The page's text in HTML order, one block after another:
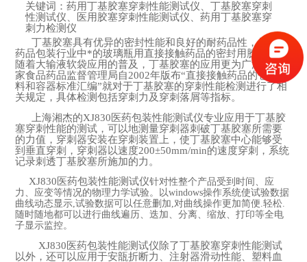
关键词：药用丁基胶塞穿刺性能测试仪、丁基胶塞穿刺
性测试仪、医用胶塞穿刺性能测试仪、药用丁基胶塞穿
刺力检测仪
丁基胶塞具有优异的密封性能和良好的耐药品性，是当前
药品包装行业中*的玻璃瓶用直接接触药品的密封用胶塞，并
随着大输液软袋应用的普及，丁基胶塞的应用更为广泛。国
家食品药品监督管理局自2002年版布“直接接触药品的包装材
料和容器标准汇编”就对于丁基胶塞的穿刺性能检测进行了相
关规定，具体检测包括穿刺力及穿刺落屑等指标。
上海湘杰的XJ830医药包装性能测试仪专业应用于丁基胶
塞穿刺性能的测试，可以地测量穿刺器刺破丁基胶塞所需要
的力值，穿刺器安装在穿刺装置上，使丁基胶塞中心能够受
到垂直穿刺，穿刺器以速度200±50mm/min的速度穿刺，系统
记录刺透丁基胶塞所施加的力。
XJ830医药包装性能测试仪针对性整个产品受到时间、应
力、应变等情况的物理力学试验。以windows操作系统使试验数据
曲线动态显示,试验数据可以任意删加,对曲线操作更加简便.轻松.
随时随地都可以进行曲线遍历、迭加、分离、缩放、打印等全电
子显示监控。
XJ830医药包装性能测试仪除了丁基胶塞穿刺性能测试
以外，还可以应用于安瓿折断力、注射器滑动性能、塑料血